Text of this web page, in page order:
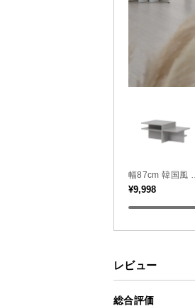
幅87cm 韓国風 セ
ンターテーブル
¥9,998
レビュー
総合評価